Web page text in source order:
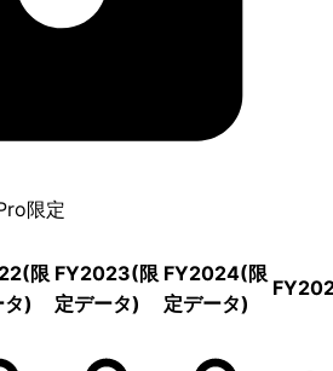
限定
(限
タ)
FY2023(限
定データ)
FY2024(限
定データ)